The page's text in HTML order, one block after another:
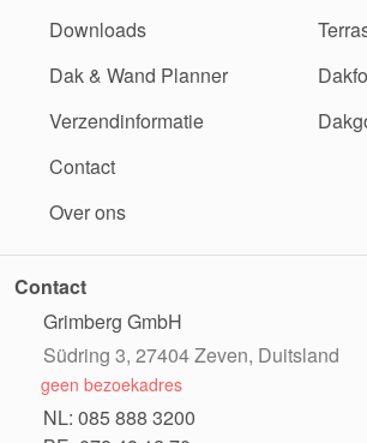
Downloads
Dak & Wand Planner
Verzendinformatie
Contact
Over ons
Contact
Grimberg GmbH
Südring 3, 27404 Zeven, Duitsland
geen bezoekadres
NL: 085 888 3200